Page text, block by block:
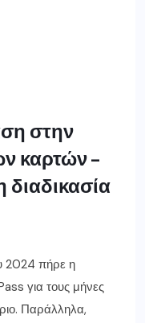
στην
καρτών –
διαδικασία
2024 πήρε η
για τους μήνες
Παράλληλα,